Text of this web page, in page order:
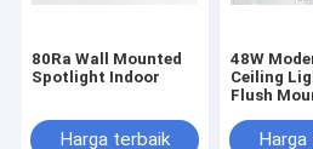
80Ra Wall Mounted
Spotlight Indoor
Harga terbaik
48W
Ceiling
Flush